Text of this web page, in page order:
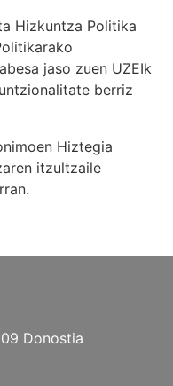
Hizkuntza Politika
jaso zuen UZEIk
berriz
Hiztegia
itzultzaile
Donostia